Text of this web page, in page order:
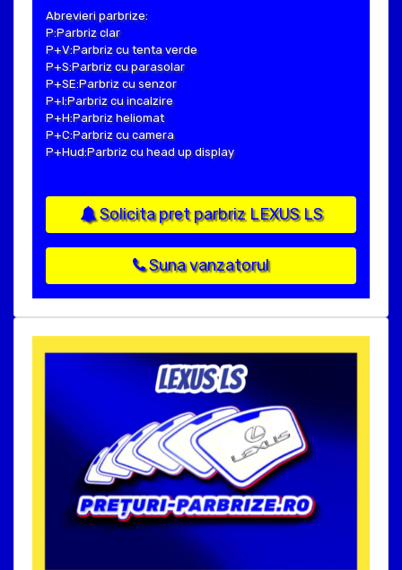
Abrevieri parbrize:
P:Parbriz clar
P+V:Parbriz cu tenta verde
P+S:Parbriz cu parasolar
P+SE:Parbriz cu senzor
P+I:Parbriz cu incalzire
P+H:Parbriz heliomat
P+C:Parbriz cu camera
P+Hud:Parbriz cu head up display
Solicita pret parbriz LEXUS LS
Suna vanzatorul